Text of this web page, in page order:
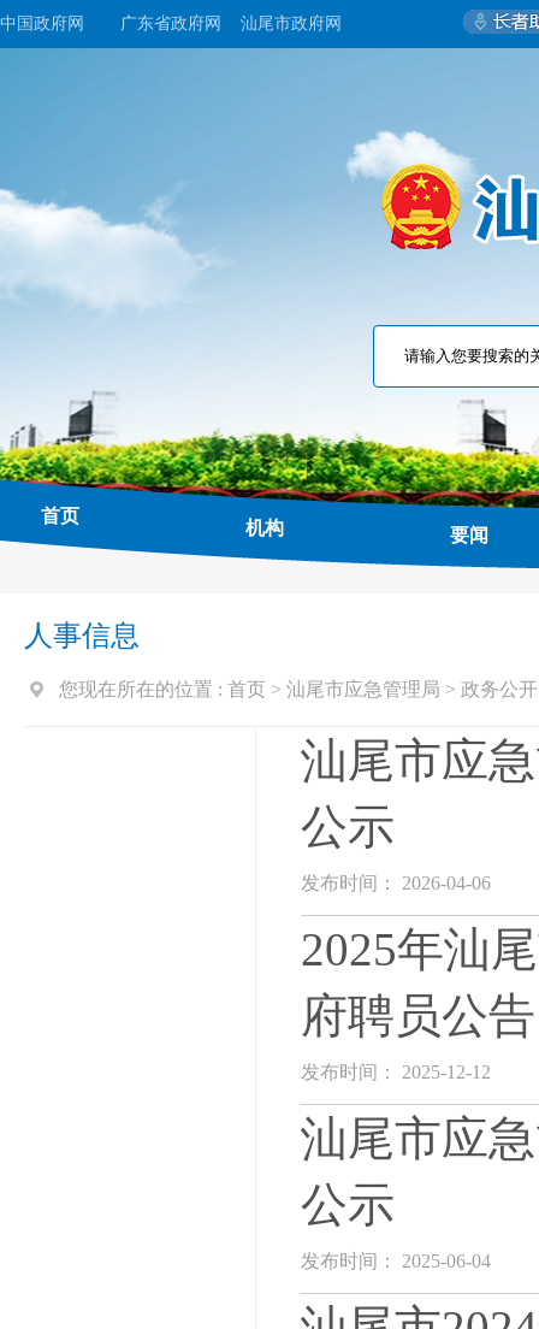
中国政府网 广东省政府网 汕尾市政府网
首页
机构 要闻
人事信息
您现在所在的位置 : 首页 > 汕尾市应急管理局 > 政务公开
汕尾市应
公示
发布时间： 2026-04-06
2025年汕
府聘员公告
发布时间： 2025-12-12
汕尾市应
公示
发布时间： 2025-06-04